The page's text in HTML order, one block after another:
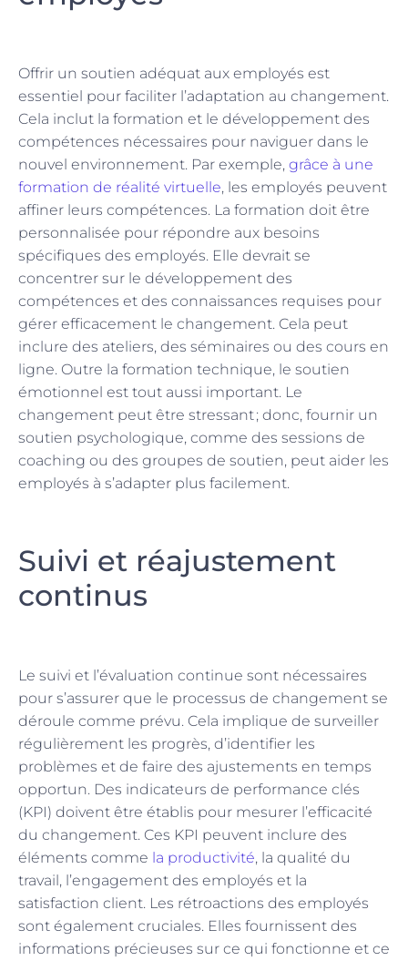
Offrir un soutien adéquat aux employés est
essentiel pour faciliter l’adaptation au changement.
Cela inclut la formation et le développement des
compétences nécessaires pour naviguer dans le
nouvel environnement. Par exemple, grâce à une
formation de réalité virtuelle, les employés peuvent
affiner leurs compétences. La formation doit être
personnalisée pour répondre aux besoins
spécifiques des employés. Elle devrait se
concentrer sur le développement des
compétences et des connaissances requises pour
gérer efficacement le changement. Cela peut
inclure des ateliers, des séminaires ou des cours en
ligne. Outre la formation technique, le soutien
émotionnel est tout aussi important. Le
changement peut être stressant ; donc, fournir un
soutien psychologique, comme des sessions de
coaching ou des groupes de soutien, peut aider les
employés à s’adapter plus facilement.
Suivi et réajustement
continus
Le suivi et l’évaluation continue sont nécessaires
pour s’assurer que le processus de changement se
déroule comme prévu. Cela implique de surveiller
régulièrement les progrès, d’identifier les
problèmes et de faire des ajustements en temps
opportun. Des indicateurs de performance clés
(KPI) doivent être établis pour mesurer l’efficacité
du changement. Ces KPI peuvent inclure des
éléments comme la productivité, la qualité du
travail, l’engagement des employés et la
satisfaction client. Les rétroactions des employés
sont également cruciales. Elles fournissent des
informations précieuses sur ce qui fonctionne et ce